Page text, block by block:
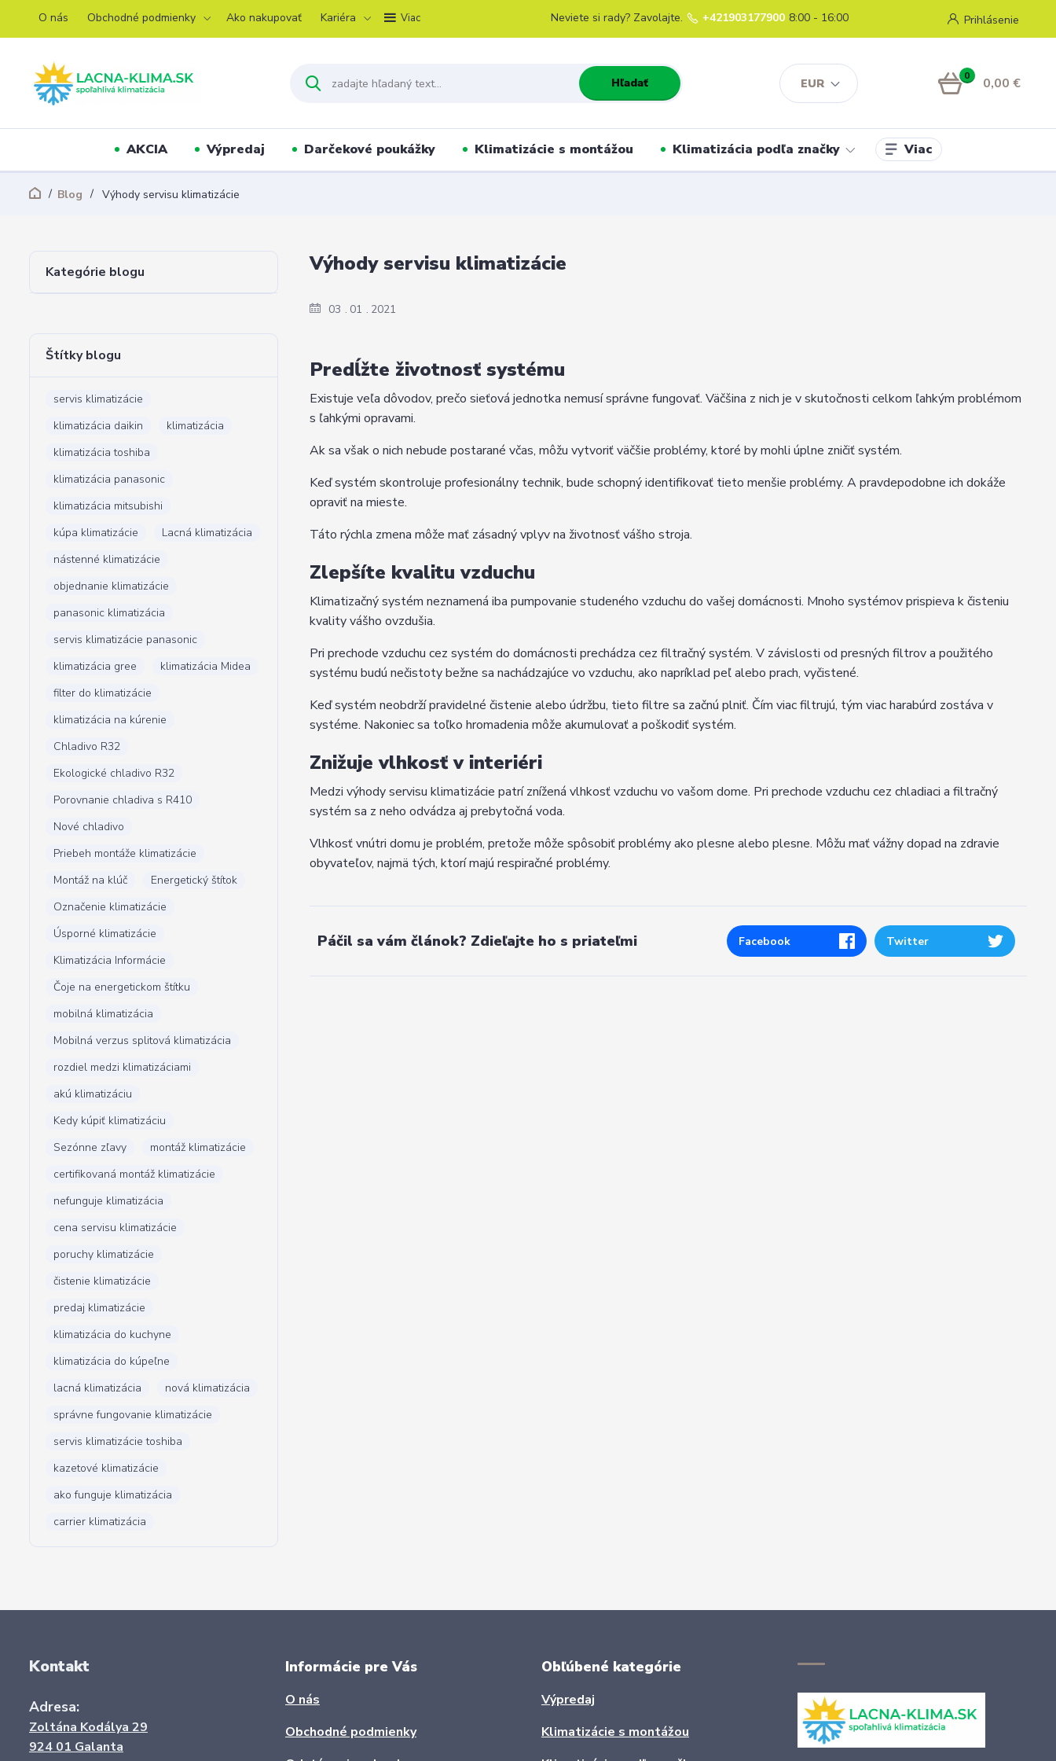
O nás Obchodné podmienky Ako nakupovať Kariéra Viac
EUR
Prihlásenie
Hľadať
Neviete si rady? Zavolajte. +421903177900 8:00 - 16:00
0 0,00 €
AKCIA Výpredaj Darčekové poukážky Klimatizácie s montážou Klimatizácia podľa značky Viac
Blog Výhody servisu klimatizácie
Kategórie blogu
Štítky blogu
servis klimatizácie
klimatizácia daikin
klimatizácia
klimatizácia toshiba
klimatizácia panasonic
klimatizácia mitsubishi
kúpa klimatizácie
Lacná klimatizácia
nástenné klimatizácie
objednanie klimatizácie
panasonic klimatizácia
servis klimatizácie panasonic
klimatizácia gree
klimatizácia Midea
filter do klimatizácie
klimatizácia na kúrenie
Chladivo R32
Ekologické chladivo R32
Porovnanie chladiva s R410
Nové chladivo
Priebeh montáže klimatizácie
Montáž na klúč
Energetický štítok
Označenie klimatizácie
Úsporné klimatizácie
Klimatizácia Informácie
Čoje na energetickom štítku
mobilná klimatizácia
Mobilná verzus splitová klimatizácia
rozdiel medzi klimatizáciami
akú klimatizáciu
Kedy kúpiť klimatizáciu
Sezónne zľavy
montáž klimatizácie
certifikovaná montáž klimatizácie
nefunguje klimatizácia
cena servisu klimatizácie
poruchy klimatizácie
čistenie klimatizácie
predaj klimatizácie
klimatizácia do kuchyne
klimatizácia do kúpeľne
lacná klimatizácia
nová klimatizácia
správne fungovanie klimatizácie
servis klimatizácie toshiba
kazetové klimatizácie
ako funguje klimatizácia
carrier klimatizácia
03 01 2021
Výhody servisu klimatizácie
Predĺžte životnosť systému
Existuje veľa dôvodov, prečo sieťová jednotka nemusí správne fungovať. Väčšina z nich je v skutočnosti celkom ľahkým problémom
s ľahkými opravami.
Ak sa však o nich nebude postarané včas, môžu vytvoriť väčšie problémy, ktoré by mohli úplne zničiť systém.
Keď systém skontroluje profesionálny technik, bude schopný identifikovať tieto menšie problémy. A pravdepodobne ich dokáže
opraviť na mieste.
Táto rýchla zmena môže mať zásadný vplyv na životnosť vášho stroja.
Zlepšíte kvalitu vzduchu
Klimatizačný systém neznamená iba pumpovanie studeného vzduchu do vašej domácnosti. Mnoho systémov prispieva k čisteniu
kvality vášho ovzdušia.
Pri prechode vzduchu cez systém do domácnosti prechádza cez filtračný systém. V závislosti od presných filtrov a použitého
systému budú nečistoty bežne sa nachádzajúce vo vzduchu, ako napríklad peľ alebo prach, vyčistené.
Keď systém neobdrží pravidelné čistenie alebo údržbu, tieto filtre sa začnú plniť. Čím viac filtrujú, tým viac harabúrd zostáva v
systéme. Nakoniec sa toľko hromadenia môže akumulovať a poškodiť systém.
Znižuje vlhkosť v interiéri
Medzi výhody servisu klimatizácie patrí znížená vlhkosť vzduchu vo vašom dome. Pri prechode vzduchu cez chladiaci a filtračný
systém sa z neho odvádza aj prebytočná voda.
Vlhkosť vnútri domu je problém, pretože môže spôsobiť problémy ako plesne alebo plesne. Môžu mať vážny dopad na zdravie
obyvateľov, najmä tých, ktorí majú respiračné problémy.
Páčil sa vám článok? Zdieľajte ho s priateľmi Facebook Twitter
Kontakt
Adresa:
Zoltána Kodálya 29
924 01 Galanta
Informácie pre Vás
O nás
Obchodné podmienky
Obľúbené kategórie
Výpredaj
Klimatizácie s montážou